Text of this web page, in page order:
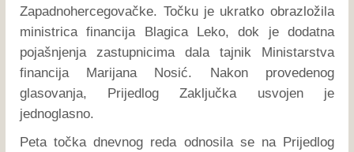
Zapadnohercegovačke. Točku je ukratko obrazložila
ministrica financija Blagica Leko, dok je dodatna
pojašnjenja zastupnicima dala tajnik Ministarstva
financija Marijana Nosić. Nakon provedenog
glasovanja, Prijedlog Zaključka usvojen je
jednoglasno.
Peta točka dnevnog reda odnosila se na Prijedlog